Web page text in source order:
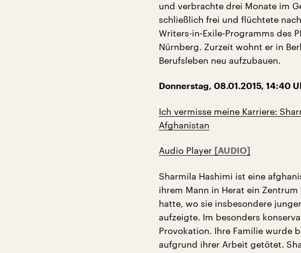
und verbrachte drei Monate im
schließlich frei und flüchtete
Writers-in-Exile-Programms des
Nürnberg. Zurzeit wohnt er in
Berufsleben neu aufzubauen.
Donnerstag, 08.01.2015, 14:40
Ich vermisse meine Karriere:
Afghanistan
Audio Player
Sharmila Hashimi ist eine
ihrem Mann in Herat ein
hatte, wo sie insbesondere
aufzeigte. Im besonders
Provokation. Ihre Familie wurde
aufgrund ihrer Arbeit getötet.